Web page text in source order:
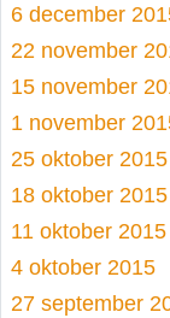
6 december
22 november
15 november
1 november
25 oktober 2015
18 oktober 2015
11 oktober 2015
4 oktober 2015
27 september